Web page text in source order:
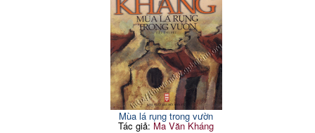
Mùa lá rụng trong vườn
Tác giả: Ma Văn Kháng